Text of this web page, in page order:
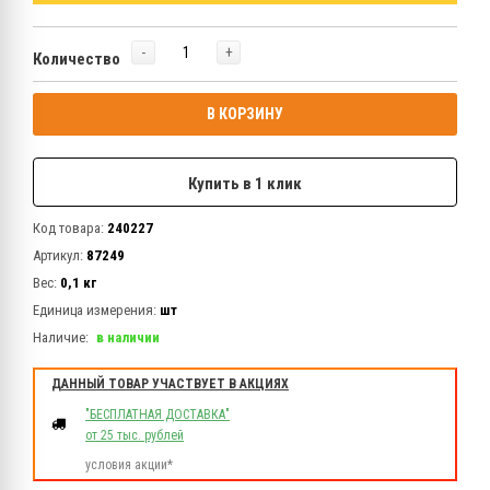
Количество - +
В КОРЗИНУ
Купить в 1 клик
Код товара: 240227
Артикул: 87249
Вес: 0,1 кг
Единица измерения: шт
Наличие: в наличии
ДАННЫЙ ТОВАР УЧАСТВУЕТ В АКЦИЯХ
"БЕСПЛАТНАЯ ДОСТАВКА"
от 25 тыс. рублей
условия акции*